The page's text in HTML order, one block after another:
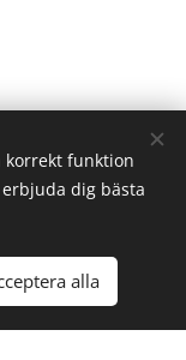
AB 2021
korrekt funktion
dig bästa
alla